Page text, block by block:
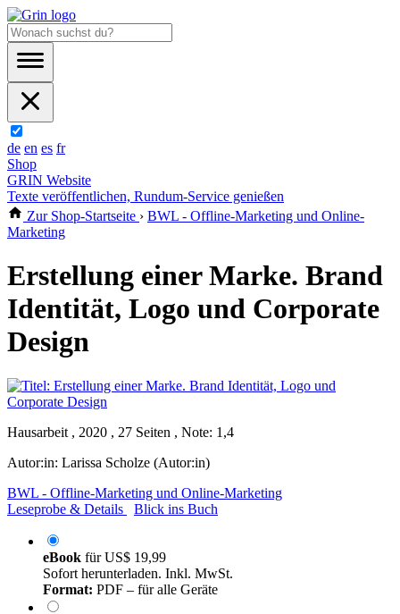
de en es fr
Shop
GRIN Website
Texte veröffentlichen, Rundum-Service genießen
Zur Shop-Startseite › BWL - Offline-Marketing und Online-
Marketing
Erstellung einer Marke. Brand
Identität, Logo und Corporate
Design
Hausarbeit , 2020 , 27 Seiten , Note: 1,4
Autor:in: Larissa Scholze (Autor:in)
BWL - Offline-Marketing und Online-Marketing
Leseprobe & Details
Blick ins Buch
eBook fürUS$ 19,99
Sofort herunterladen. Inkl. MwSt.
Format: PDF – für alle Geräte